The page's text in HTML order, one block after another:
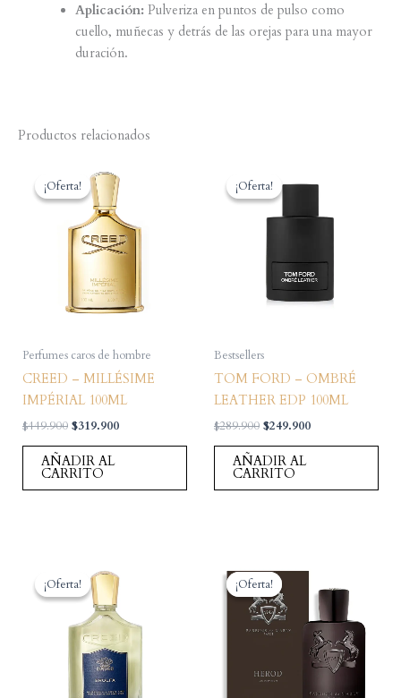
Aplicación:Pulveriza en puntos de pulso como
cuello, muñecas y detrás de las orejas para una mayor
duración.
Productos relacionados
¡Oferta!
¡Oferta!
Perfumes caros de hombre
CREED – MILLÉSIME
IMPÉRIAL 100ML
$449.900 El
original
era:
$449.900.
$319.900El
$319.900.
AÑADIR AL
CARRITO
¡Oferta!
¡Oferta!
Bestsellers
TOM FORD – OMBRÉ
LEATHER EDP 100ML
$289.900 El
original
era:
$289.900.
$249.900El
$249.900.
AÑADIR AL
CARRITO
¡Oferta!
¡Oferta! ¡Oferta!
¡Oferta!